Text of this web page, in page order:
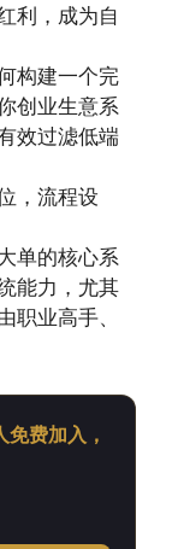
利，成为自
构建一个完
创业生意系
效过滤低端
，流程设
单的核心系
能力，尤其
职业高手、
费加入，